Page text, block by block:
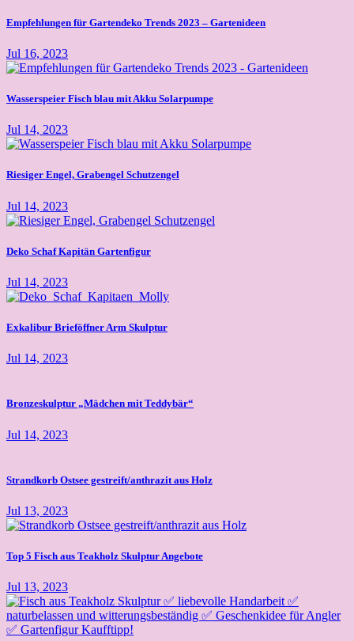
Empfehlungen für Gartendeko Trends 2023 – Gartenideen
Jul 16, 2023
Wasserspeier Fisch blau mit Akku Solarpumpe
Jul 14, 2023
Riesiger Engel, Grabengel Schutzengel
Jul 14, 2023
Deko Schaf Kapitän Gartenfigur
Jul 14, 2023
Exkalibur Brieföffner Arm Skulptur
Jul 14, 2023
Bronzeskulptur „Mädchen mit Teddybär“
Jul 14, 2023
Strandkorb Ostsee gestreift/anthrazit aus Holz
Jul 13, 2023
Top 5 Fisch aus Teakholz Skulptur Angebote
Jul 13, 2023